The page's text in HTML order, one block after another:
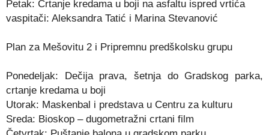
Petak: Crtanje kredama u boji na asfaltu ispred vrtića
vaspitači: Aleksandra Tatić i Marina Stevanović
Plan za Mešovitu 2 i Pripremnu predškolsku grupu
Ponedeljak: Dečija prava, šetnja do Gradskog parka,
crtanje kredama u boji
Utorak: Maskenbal i predstava u Centru za kulturu
Sreda: Bioskop – dugometražni crtani film